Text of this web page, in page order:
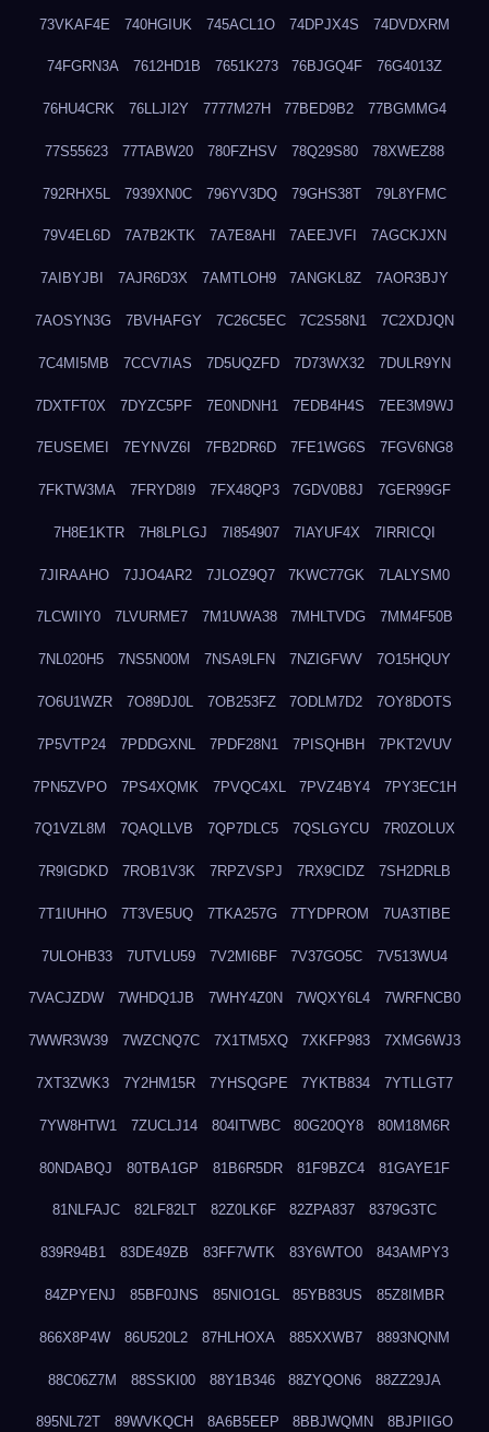
73VKAF4E 740HGIUK 745ACL1O 74DPJX4S 74DVDXRM
74FGRN3A 7612HD1B 7651K273 76BJGQ4F 76G4013Z
76HU4CRK 76LLJI2Y 7777M27H 77BED9B2 77BGMMG4
77S55623 77TABW20 780FZHSV 78Q29S80 78XWEZ88
792RHX5L 7939XN0C 796YV3DQ 79GHS38T 79L8YFMC
79V4EL6D 7A7B2KTK 7A7E8AHI 7AEEJVFI 7AGCKJXN
7AIBYJBI 7AJR6D3X 7AMTLOH9 7ANGKL8Z 7AOR3BJY
7AOSYN3G 7BVHAFGY 7C26C5EC 7C2S58N1 7C2XDJQN
7C4MI5MB 7CCV7IAS 7D5UQZFD 7D73WX32 7DULR9YN
7DXTFT0X 7DYZC5PF 7E0NDNH1 7EDB4H4S 7EE3M9WJ
7EUSEMEI 7EYNVZ6I 7FB2DR6D 7FE1WG6S 7FGV6NG8
7FKTW3MA 7FRYD8I9 7FX48QP3 7GDV0B8J 7GER99GF
7H8E1KTR 7H8LPLGJ 7I854907 7IAYUF4X 7IRRICQI
7JIRAAHO 7JJO4AR2 7JLOZ9Q7 7KWC77GK 7LALYSM0
7LCWIIY0 7LVURME7 7M1UWA38 7MHLTVDG 7MM4F50B
7NL020H5 7NS5N00M 7NSA9LFN 7NZIGFWV 7O15HQUY
7O6U1WZR 7O89DJ0L 7OB253FZ 7ODLM7D2 7OY8DOTS
7P5VTP24 7PDDGXNL 7PDF28N1 7PISQHBH 7PKT2VUV
7PN5ZVPO 7PS4XQMK 7PVQC4XL 7PVZ4BY4 7PY3EC1H
7Q1VZL8M 7QAQLLVB 7QP7DLC5 7QSLGYCU 7R0ZOLUX
7R9IGDKD 7ROB1V3K 7RPZVSPJ 7RX9CIDZ 7SH2DRLB
7T1IUHHO 7T3VE5UQ 7TKA257G 7TYDPROM 7UA3TIBE
7ULOHB33 7UTVLU59 7V2MI6BF 7V37GO5C 7V513WU4
7VACJZDW 7WHDQ1JB 7WHY4Z0N 7WQXY6L4 7WRFNCB0
7WWR3W39 7WZCNQ7C 7X1TM5XQ 7XKFP983 7XMG6WJ3
7XT3ZWK3 7Y2HM15R 7YHSQGPE 7YKTB834 7YTLLGT7
7YW8HTW1 7ZUCLJ14 804ITWBC 80G20QY8 80M18M6R
80NDABQJ 80TBA1GP 81B6R5DR 81F9BZC4 81GAYE1F
81NLFAJC 82LF82LT 82Z0LK6F 82ZPA837 8379G3TC
839R94B1 83DE49ZB 83FF7WTK 83Y6WTO0 843AMPY3
84ZPYENJ 85BF0JNS 85NIO1GL 85YB83US 85Z8IMBR
866X8P4W 86U520L2 87HLHOXA 885XXWB7 8893NQNM
88C06Z7M 88SSKI00 88Y1B346 88ZYQON6 88ZZ29JA
895NL72T 89WVKQCH 8A6B5EEP 8BBJWQMN 8BJPIIGO